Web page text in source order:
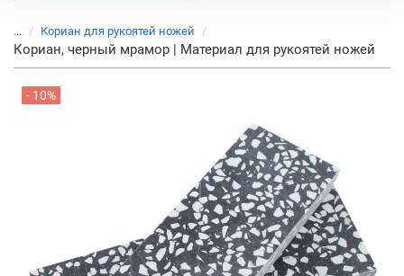
... Кориан для рукоятей ножей
Кориан, черный мрамор | Материал для рукоятей ножей
- 10%